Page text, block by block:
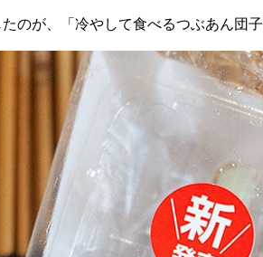
のが、「冷やして食べるつぶあん団子